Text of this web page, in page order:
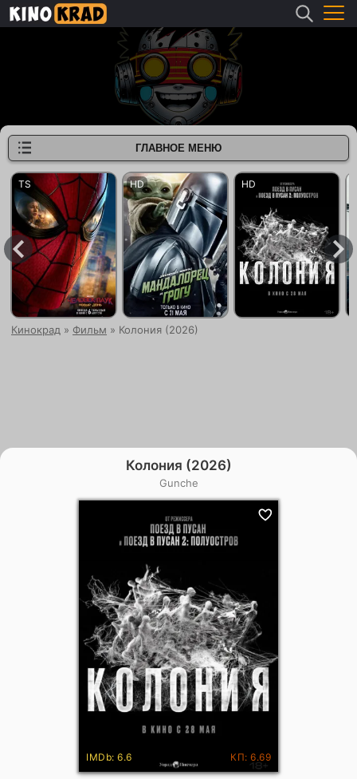
Кинокрад » Фильм » Колония (2026)
Колония (2026)
Gunche
IMDb: 6.6 КП: 6.69
ГЛАВНОЕ МЕНЮ